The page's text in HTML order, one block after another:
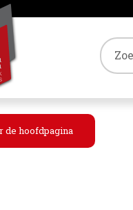
de hoofdpagina